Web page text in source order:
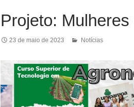
Projeto:
23 de maio de 2023 Notícias